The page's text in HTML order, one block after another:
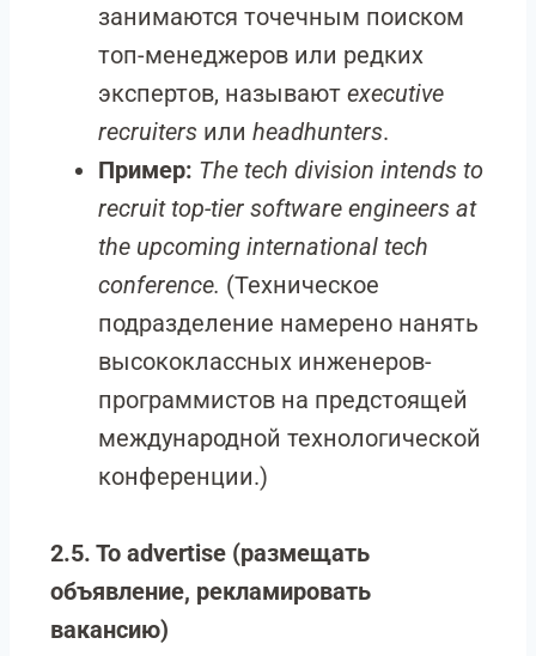
занимаются точечным поиском
топ-менеджеров или редких
экспертов, называют executive
recruiters или headhunters.
Пример: The tech division intends to
recruit top-tier software engineers at
the upcoming international tech
conference. (Техническое
подразделение намерено нанять
высококлассных инженеров-
программистов на предстоящей
международной технологической
конференции.)
2.5. To advertise (размещать
объявление, рекламировать
вакансию)